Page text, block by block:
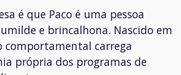
é que Paco é uma pessoa
e brincalhona. Nascido em
comportamental carrega
própria dos programas de